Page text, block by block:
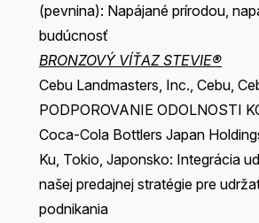
(pevnina): Napájané prírodou,
budúcnosť
BRONZOVÝ VÍŤAZ STEVIE®
Cebu Landmasters, Inc., Cebu,
PODPOROVANIE ODOLNOSTI
Coca-Cola Bottlers Japan
Ku, Tokio, Japonsko: Integrácia
našej predajnej stratégie pre
podnikania